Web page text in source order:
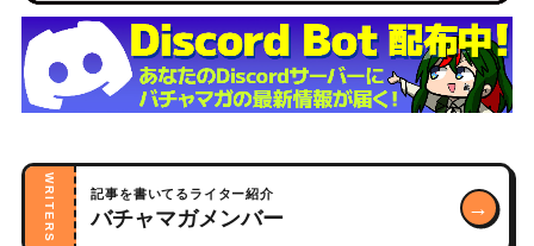
WRITERS 記事を書いてるライター紹介
バチャマガメンバー →